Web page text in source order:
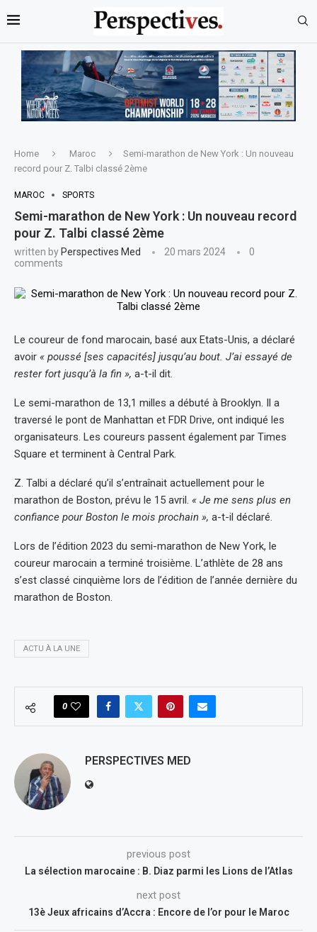
Home Maroc
Semi-marathon de New York : Un nouveau
record pour Z. Talbi classé 2ème
MAROC SPORTS
Semi-marathon de New York : Un nouveau record
pour Z. Talbi classé 2ème
written by Perspectives Med 20 mars 2024
0
comments
Le coureur de fond marocain, basé aux Etats-Unis, a déclaré
avoir « poussé [ses capacités] jusqu’au bout. J’ai essayé de
rester fort jusqu’à la fin », a-t-il dit.
Le semi-marathon de 13,1 milles a débuté à Brooklyn. Il a
traversé le pont de Manhattan et FDR Drive, ont indiqué les
organisateurs. Les coureurs passent également par Times
Square et terminent à Central Park.
Z. Talbi a déclaré qu’il s’entraînait actuellement pour le
marathon de Boston, prévu le 15 avril. « Je me sens plus en
confiance pour Boston le mois prochain », a-t-il déclaré.
Lors de l’édition 2023 du semi-marathon de New York, le
coureur marocain a terminé troisième. L’athlète de 28 ans
s’est classé cinquième lors de l’édition de l’année dernière du
marathon de Boston.
ACTU À LA UNE
0
PERSPECTIVES MED
previous post
La sélection marocaine : B. Diaz parmi les Lions de l’Atlas
next post
13è Jeux africains d’Accra : Encore de l’or pour le Maroc